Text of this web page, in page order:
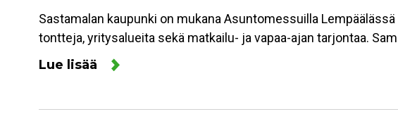
Sastamalan kaupunki on mukana Asuntomessuilla
tontteja, yritysalueita sekä matkailu- ja vapaa-ajan tarjontaa.
Lue lisää